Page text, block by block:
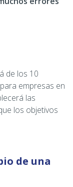
de los 10
empresas en
las
los objetivos
de una